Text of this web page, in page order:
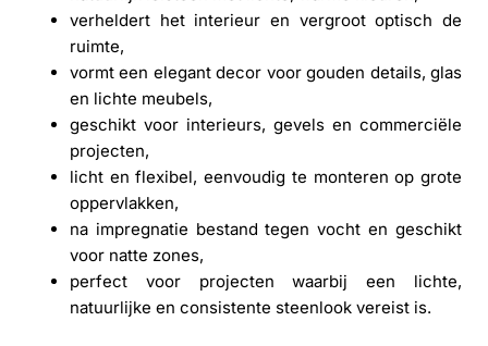
verheldert het interieur en vergroot optisch de
ruimte,
vormt een elegant decor voor gouden details, glas
en lichte meubels,
geschikt voor interieurs, gevels en commerciële
projecten,
licht en flexibel, eenvoudig te monteren op grote
oppervlakken,
na impregnatie bestand tegen vocht en geschikt
voor natte zones,
perfect voor projecten waarbij een lichte,
natuurlijke en consistente steenlook vereist is.